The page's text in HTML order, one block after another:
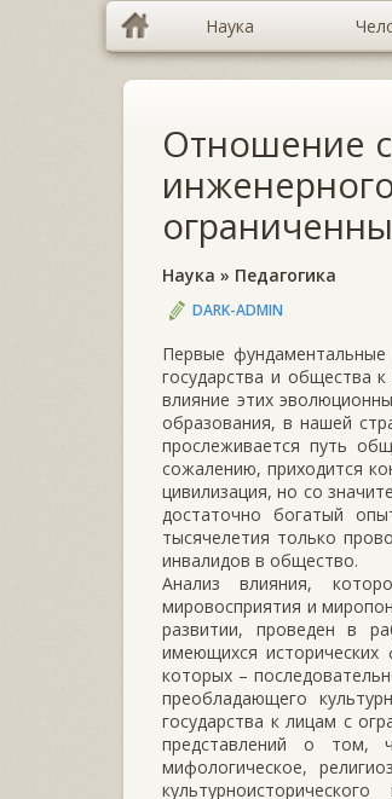
Наука
Отношение
Наука » Педагогика
DARK-ADMIN
Первые
государства и общества
влияние этих
образования, в нашей
прослеживается путь
сожалению, приходится
цивилизация, но со
достаточно богатый
тысячелетия только
инвалидов в общество.
Анализ влияния,
мировосприятия и
развитии, проведен в
имеющихся
которых –
преобладающего
государства к лицам с
представлений о том,
мифологическое,